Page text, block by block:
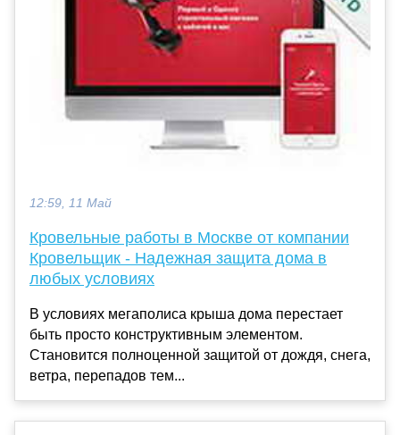
12:59, 11 Май
Кровельные работы в Москве от компании
Кровельщик - Надежная защита дома в
любых условиях
В условиях мегаполиса крыша дома перестает
быть просто конструктивным элементом.
Становится полноценной защитой от дождя, снега,
ветра, перепадов тем...